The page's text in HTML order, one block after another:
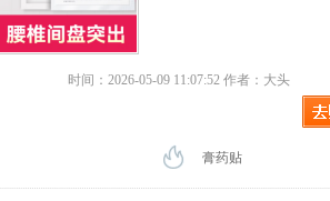
时间：2026-05-09 11:07:52 作者：大头
膏药贴